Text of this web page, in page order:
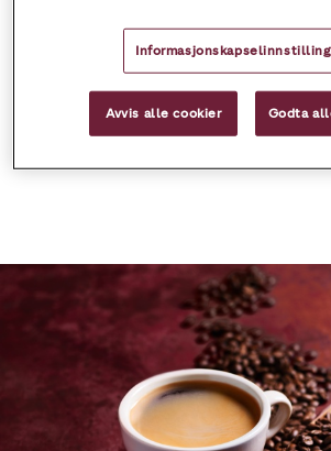
E-Post:
Avvis alle cookier Godta